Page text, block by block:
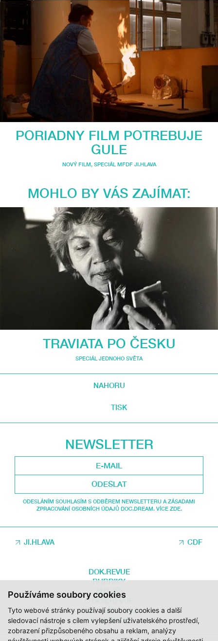
Používáme soubory cookies
Tyto webové stránky používají soubory cookies a další
sledovací nástroje s cílem vylepšení uživatelského prostředí,
zobrazení přizpůsobeného obsahu a reklam, analýzy
PORIADNY FILM POTREBUJE
GULE
NOVÝ FILM, SPECIÁL MFDF JI.HLAVA
MOHLO BY VÁS ZAJÍMAT:
TRAVIATA PO ČESKU
SPECIÁL JEDNOHO SVĚTA
NAHORU
TISK
NEWSLETTER
ODESLAT
ODESLÁNÍM SOUHLASÍM S ODBĚREM NEWSLETTERU A ZÁSADAMI
ZPRACOVÁNÍ OSOBNÍCH ÚDAJŮ DOC.DREAM. VÍCE ZDE.
JI.HLAVA CDF
DOK.REVUE
RUBRIKY
AUTOŘI
O DOK.REVUE
PODPOŘTE NÁS
KONTAKTY